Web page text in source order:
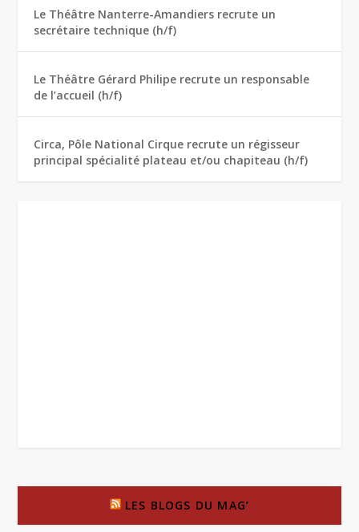
Le Théâtre Nanterre-Amandiers recrute un
secrétaire technique (h/f)
Le Théâtre Gérard Philipe recrute un responsable
de l’accueil (h/f)
Circa, Pôle National Cirque recrute un régisseur
principal spécialité plateau et/ou chapiteau (h/f)
LES BLOGS DU MAG’